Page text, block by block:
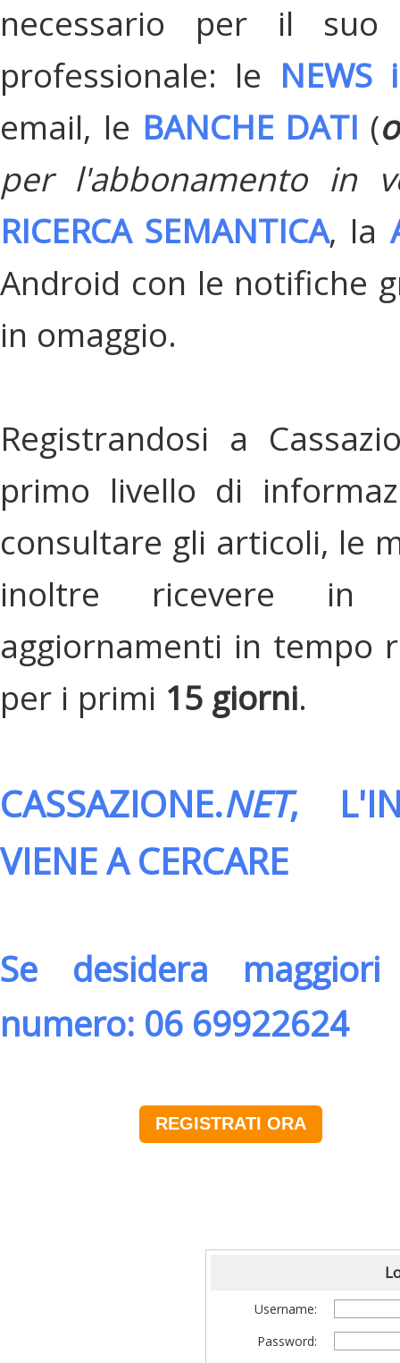
necessario per il suo
professionale: le
email, le BANCHE DATI (
per l'abbonamento in
RICERCA SEMANTICA, la
Android con le notifiche
in omaggio.
Registrandosi a
primo livello di
consultare gli articoli, le
inoltre ricevere in
aggiornamenti in tempo
per i primi 15 giorni.
CASSAZIONE.NET,
VIENE A CERCARE
Se desidera
numero: 06 69922624
REGISTRATI ORA
Username:
Password: